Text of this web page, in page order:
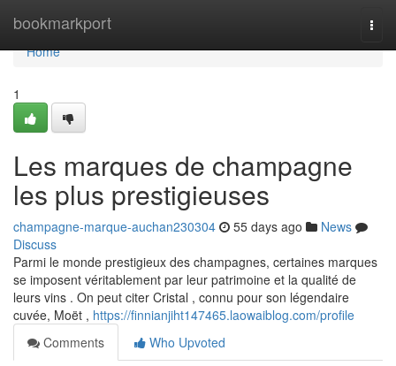
bookmarkport
Home
Home
1
Les marques de champagne
les plus prestigieuses
champagne-marque-auchan230304 55 days ago
News
Discuss
Parmi le monde prestigieux des champagnes, certaines marques
se imposent véritablement par leur patrimoine et la qualité de
leurs vins . On peut citer Cristal , connu pour son légendaire
cuvée, Moët , https://finnianjiht147465.laowaiblog.com/profile
Comments
Who Upvoted